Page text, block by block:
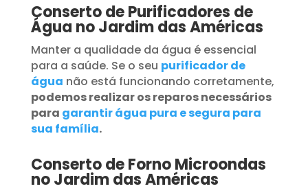
Conserto de Purificadores de
Água no Jardim das Américas
Manter a qualidade da água é essencial
para a saúde. Se o seu purificador de
água não está funcionando corretamente,
podemos realizar os reparos necessários
para garantir água pura e segura para
sua família.
Conserto de Forno Microondas
no Jardim das Américas